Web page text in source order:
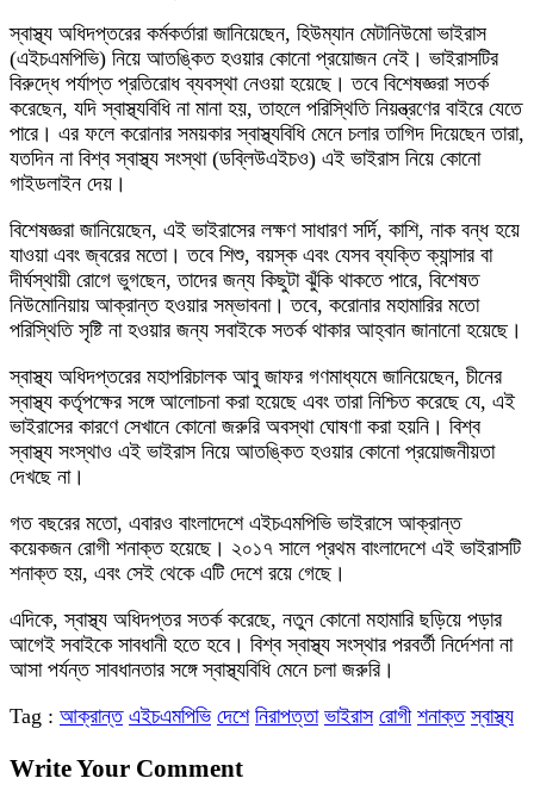
স্বাস্থ্য অধিদপ্তরের কর্মকর্তারা জানিয়েছেন, হিউম্যান মেটানিউমো ভাইরাস
(এইচএমপিভি) নিয়ে আতঙ্কিত হওয়ার কোনো প্রয়োজন নেই। ভাইরাসটির
বিরুদ্ধে পর্যাপ্ত প্রতিরোধ ব্যবস্থা নেওয়া হয়েছে। তবে বিশেষজ্ঞরা সতর্ক
করেছেন, যদি স্বাস্থ্যবিধি না মানা হয়, তাহলে পরিস্থিতি নিয়ন্ত্রণের বাইরে যেতে
পারে। এর ফলে করোনার সময়কার স্বাস্থ্যবিধি মেনে চলার তাগিদ দিয়েছেন তারা,
যতদিন না বিশ্ব স্বাস্থ্য সংস্থা (ডব্লিউএইচও) এই ভাইরাস নিয়ে কোনো
গাইডলাইন দেয়।
বিশেষজ্ঞরা জানিয়েছেন, এই ভাইরাসের লক্ষণ সাধারণ সর্দি, কাশি, নাক বন্ধ হয়ে
যাওয়া এবং জ্বরের মতো। তবে শিশু, বয়স্ক এবং যেসব ব্যক্তি ক্যান্সার বা
দীর্ঘস্থায়ী রোগে ভুগছেন, তাদের জন্য কিছুটা ঝুঁকি থাকতে পারে, বিশেষত
নিউমোনিয়ায় আক্রান্ত হওয়ার সম্ভাবনা। তবে, করোনার মহামারির মতো
পরিস্থিতি সৃষ্টি না হওয়ার জন্য সবাইকে সতর্ক থাকার আহ্বান জানানো হয়েছে।
স্বাস্থ্য অধিদপ্তরের মহাপরিচালক আবু জাফর গণমাধ্যমে জানিয়েছেন, চীনের
স্বাস্থ্য কর্তৃপক্ষের সঙ্গে আলোচনা করা হয়েছে এবং তারা নিশ্চিত করেছে যে, এই
ভাইরাসের কারণে সেখানে কোনো জরুরি অবস্থা ঘোষণা করা হয়নি। বিশ্ব
স্বাস্থ্য সংস্থাও এই ভাইরাস নিয়ে আতঙ্কিত হওয়ার কোনো প্রয়োজনীয়তা
দেখছে না।
গত বছরের মতো, এবারও বাংলাদেশে এইচএমপিভি ভাইরাসে আক্রান্ত
কয়েকজন রোগী শনাক্ত হয়েছে। ২০১৭ সালে প্রথম বাংলাদেশে এই ভাইরাসটি
শনাক্ত হয়, এবং সেই থেকে এটি দেশে রয়ে গেছে।
এদিকে, স্বাস্থ্য অধিদপ্তর সতর্ক করেছে, নতুন কোনো মহামারি ছড়িয়ে পড়ার
আগেই সবাইকে সাবধানী হতে হবে। বিশ্ব স্বাস্থ্য সংস্থার পরবর্তী নির্দেশনা না
আসা পর্যন্ত সাবধানতার সঙ্গে স্বাস্থ্যবিধি মেনে চলা জরুরি।
Tag : আক্রান্ত এইচএমপিভি দেশে নিরাপত্তা ভাইরাস রোগী শনাক্ত স্বাস্থ্য
Write Your Comment